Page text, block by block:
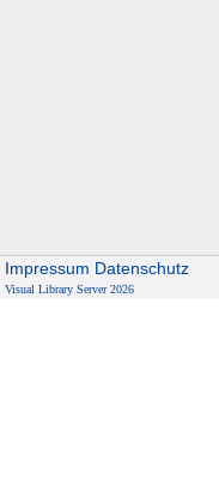
Impressum Datenschutz
Visual Library Server 2026